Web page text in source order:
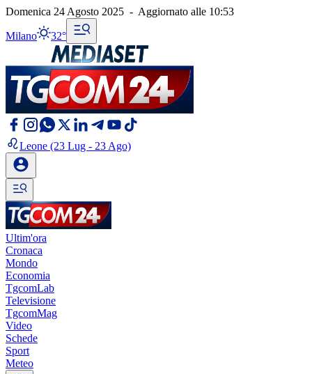
Domenica 24 Agosto 2025 - Aggiornato alle 10:53
Milano 32°
Leone (23 Lug - 23 Ago)
Ultim'ora
Cronaca
Mondo
Economia
TgcomLab
Televisione
TgcomMag
Video
Schede
Sport
Meteo